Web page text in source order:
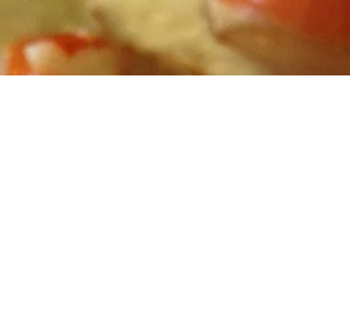
Ricetta per 4 persone • Preparazione 5 - 10
min. • Cottura 10 - 15 min. circa Ingredienti:​
800 grammi di calamari 1 arancia 200